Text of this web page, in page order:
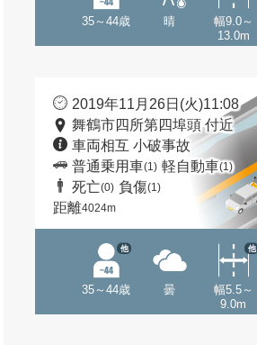
35～44歳 晴
幅9.0～
13.0m
2019年11月26日(火)11:08
舞鶴市四所第四埠頭 付近
車両相互 小破事故
普通乗用車(1) 軽自動車(1)
死亡(0) 負傷(1)
距離4024m
35～44歳
他
曇
幅5.5～
9.0m
他